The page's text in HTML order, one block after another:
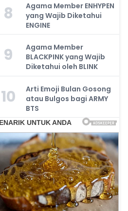
8
Agama Member ENHYPEN
yang Wajib Diketahui
ENGINE
9
Agama Member
BLACKPINK yang Wajib
Diketahui oleh BLINK
10
Arti Emoji Bulan Gosong
atau Bulgos bagi ARMY
BTS